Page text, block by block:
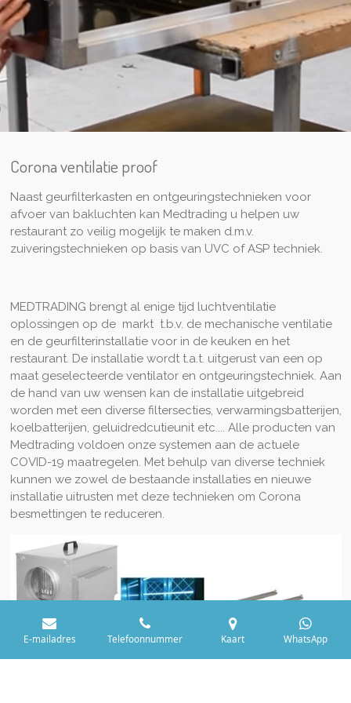
Corona ventilatie proof
Naast geurfilterkasten en ontgeuringstechnieken voor
afvoer van bakluchten kan Medtrading u helpen uw
restaurant zo veilig mogelijk te maken d.m.v.
zuiveringstechnieken op basis van UVC of ASP techniek.
MEDTRADING brengt al enige tijd luchtventilatie
oplossingen op de markt t.b.v. de mechanische ventilatie
en de geurfilterinstallatie voor in de keuken en het
restaurant. De installatie wordt t.a.t. uitgerust van een op
maat geselecteerde ventilator en ontgeuringstechniek. Aan
de hand van uw wensen kan de installatie uitgebreid
worden met een diverse filtersecties, verwarmingsbatterijen,
koelbatterijen, geluidredcutieunit etc.... Alle producten van
Medtrading voldoen onze systemen aan de actuele
COVID-19 maatregelen. Met behulp van diverse techniek
kunnen we zowel de bestaande installaties en nieuwe
installatie uitrusten met deze technieken om Corona
besmettingen te reduceren.
E-mailadres Telefoonnummer Kaart WhatsApp